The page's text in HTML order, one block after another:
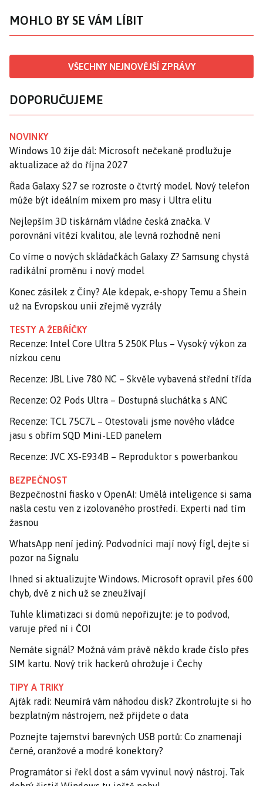
MOHLO BY SE VÁM LÍBIT
VŠECHNY NEJNOVĚJŠÍ ZPRÁVY
DOPORUČUJEME
NOVINKY
Windows 10 žije dál: Microsoft nečekaně prodlužuje
aktualizace až do října 2027
Řada Galaxy S27 se rozroste o čtvrtý model. Nový telefon
může být ideálním mixem pro masy i Ultra elitu
Nejlepším 3D tiskárnám vládne česká značka. V
porovnání vítězí kvalitou, ale levná rozhodně není
Co víme o nových skládačkách Galaxy Z? Samsung chystá
radikální proměnu i nový model
Konec zásilek z Číny? Ale kdepak, e-shopy Temu a Shein
už na Evropskou unii zřejmě vyzrály
TESTY A ŽEBŘÍČKY
Recenze: Intel Core Ultra 5 250K Plus – Vysoký výkon za
nízkou cenu
Recenze: JBL Live 780 NC – Skvěle vybavená střední třída
Recenze: O2 Pods Ultra – Dostupná sluchátka s ANC
Recenze: TCL 75C7L – Otestovali jsme nového vládce
jasu s obřím SQD Mini-LED panelem
Recenze: JVC XS-E934B – Reproduktor s powerbankou
BEZPEČNOST
Bezpečnostní fiasko v OpenAI: Umělá inteligence si sama
našla cestu ven z izolovaného prostředí. Experti nad tím
žasnou
WhatsApp není jediný. Podvodníci mají nový fígl, dejte si
pozor na Signalu
Ihned si aktualizujte Windows. Microsoft opravil přes 600
chyb, dvě z nich už se zneužívají
Tuhle klimatizaci si domů nepořizujte: je to podvod,
varuje před ní i ČOI
Nemáte signál? Možná vám právě někdo krade číslo přes
SIM kartu. Nový trik hackerů ohrožuje i Čechy
TIPY A TRIKY
Ajťák radí: Neumírá vám náhodou disk? Zkontrolujte si ho
bezplatným nástrojem, než přijdete o data
Poznejte tajemství barevných USB portů: Co znamenají
černé, oranžové a modré konektory?
Programátor si řekl dost a sám vyvinul nový nástroj. Tak